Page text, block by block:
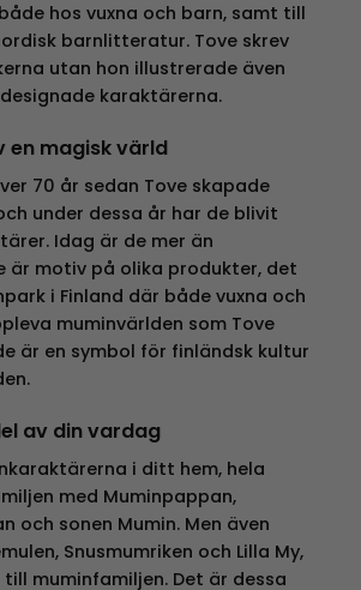
hos vuxna och barn, samt till
barnlitteratur. Tove skrev
utan hon illustrerade även
karaktärerna.
en magisk värld
70 år sedan Tove skapade
under dessa år har de blivit
Idag är de mer än
är motiv på olika produkter, det
i Finland där både vuxna och
muminvärlden som Tove
är en symbol för finländsk kultur
av din vardag
i ditt hem, hela
med Muminpappan,
och sonen Mumin. Men även
Snusmumriken och Lilla My,
muminfamiljen. Det är dessa